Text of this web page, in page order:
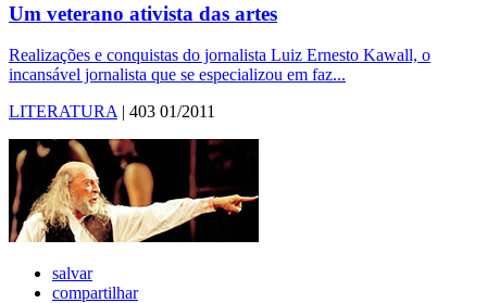
Um veterano ativista das artes
Realizações e conquistas do jornalista Luiz Ernesto Kawall, o
incansável jornalista que se especializou em faz...
LITERATURA | 403 01/2011
salvar
compartilhar